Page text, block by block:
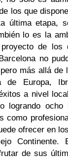
los que
última etapa,
lo es la
de los
no
más allá de
de Europa,
a nivel
logrando
como
ofrecer en
de sus